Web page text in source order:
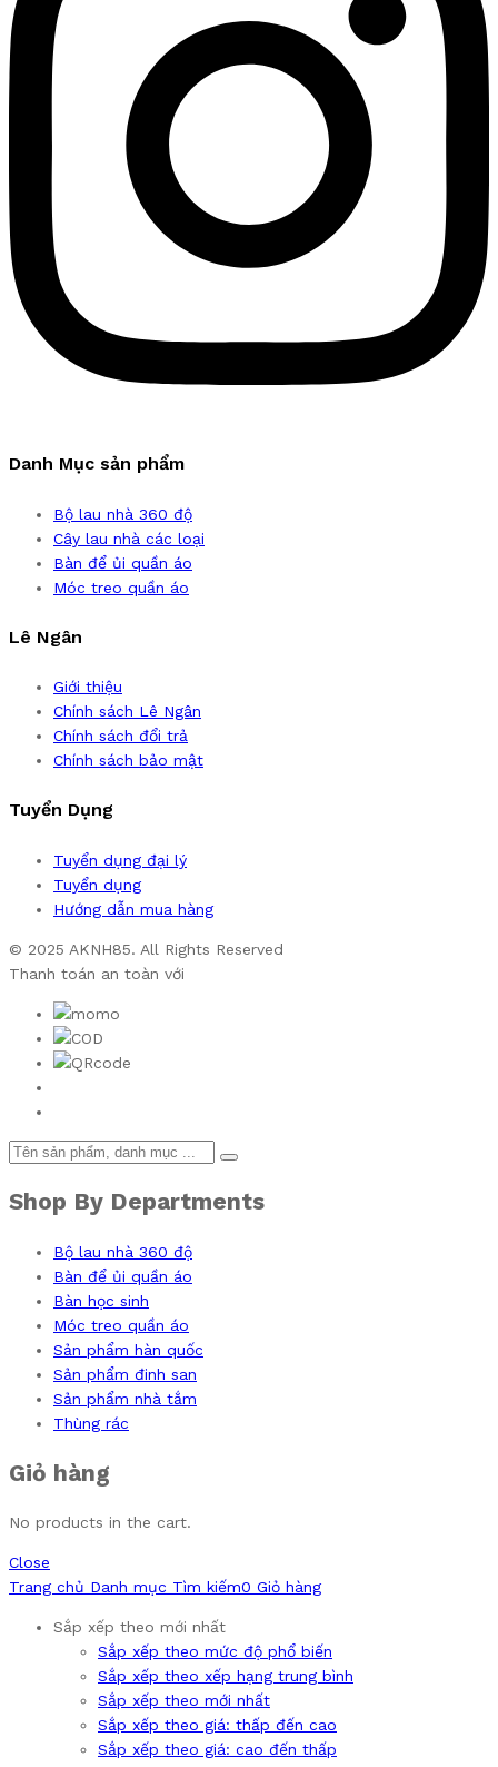
Danh Mục sản phẩm
Bộ lau nhà 360 độ
Cây lau nhà các loại
Bàn để ủi quần áo
Móc treo quần áo
Lê Ngân
Giới thiệu
Chính sách Lê Ngân
Chính sách đổi trả
Chính sách bảo mật
Tuyển Dụng
Tuyển dụng đại lý
Tuyển dụng
Hướng dẫn mua hàng
© 2025 AKNH85. All Rights Reserved
Thanh toán an toàn với
Shop By Departments
Bộ lau nhà 360 độ
Bàn để ủi quần áo
Bàn học sinh
Móc treo quần áo
Sản phẩm hàn quốc
Sản phẩm đinh san
Sản phẩm nhà tắm
Thùng rác
Giỏ hàng
No products in the cart.
Close
Trang chủ Danh mục Tìm kiếm0 Giỏ hàng
Sắp xếp theo mới nhất
Sắp xếp theo mức độ phổ biến
Sắp xếp theo xếp hạng trung bình
Sắp xếp theo mới nhất
Sắp xếp theo giá: thấp đến cao
Sắp xếp theo giá: cao đến thấp